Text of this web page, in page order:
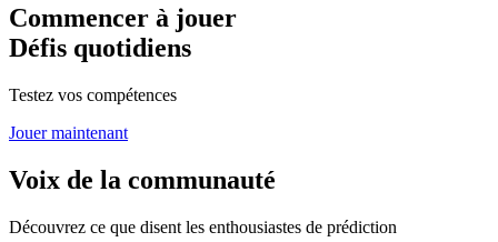
Commencer à jouer
Défis quotidiens
Testez vos compétences
Jouer maintenant
Voix de la communauté
Découvrez ce que disent les enthousiastes de prédiction